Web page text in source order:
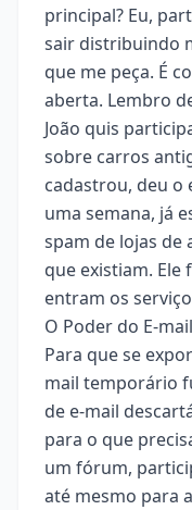
principal? Eu,
sair distribuindo
que me peça. É
aberta. Lembro
João quis
sobre carros
cadastrou, deu o
uma semana, já
spam de lojas de
que existiam. Ele
entram os
O Poder do E-
Para que se
mail temporário
de e-mail
para o que
um fórum,
até mesmo para